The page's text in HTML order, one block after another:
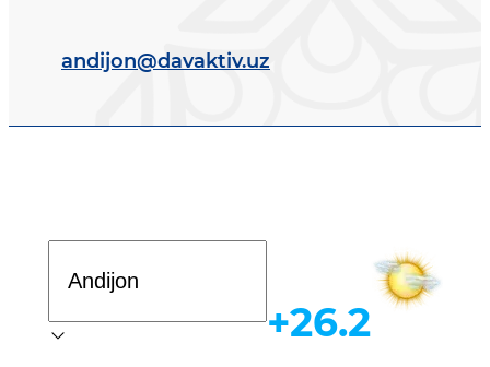
andijon@davaktiv.uz
Ob-havo
+26.2